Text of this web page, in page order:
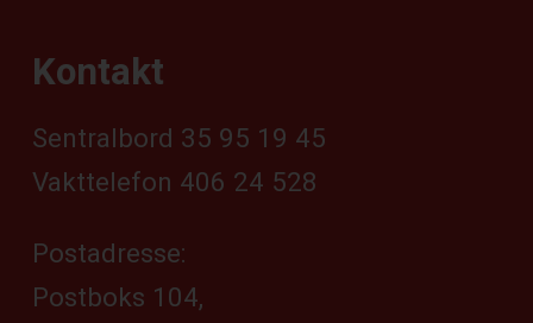
Kontakt
Sentralbord 35 95 19 45
Vakttelefon 406 24 528
Postadresse:
Postboks 104,